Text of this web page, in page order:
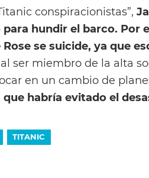
conspiracionistas”,
hundir el barco. Por
se suicide, ya que
ser miembro de la alta
en un cambio de
que habría evitado el
TITANIC